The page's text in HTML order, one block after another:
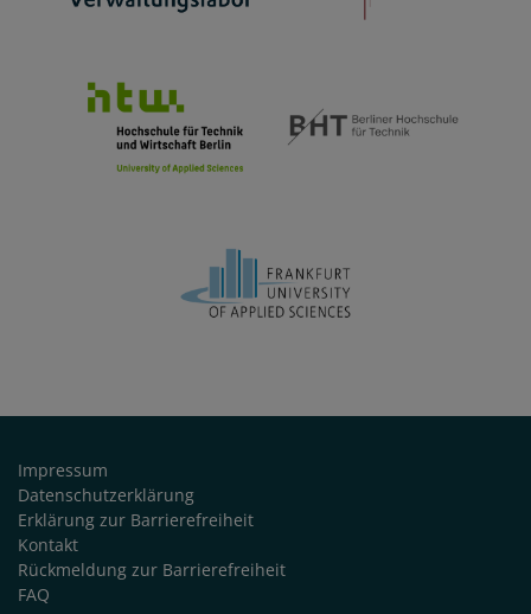
FUSSZEILE
Impressum
Datenschutzerklärung
Erklärung zur Barrierefreiheit
Kontakt
Rückmeldung zur Barrierefreiheit
FAQ